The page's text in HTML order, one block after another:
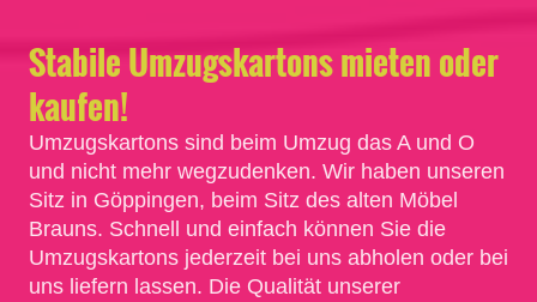
Stabile Umzugskartons mieten oder
kaufen!
Umzugskartons sind beim Umzug das A und O
und nicht mehr wegzudenken. Wir haben unseren
Sitz in Göppingen, beim Sitz des alten Möbel
Brauns. Schnell und einfach können Sie die
Umzugskartons jederzeit bei uns abholen oder bei
uns liefern lassen. Die Qualität unserer